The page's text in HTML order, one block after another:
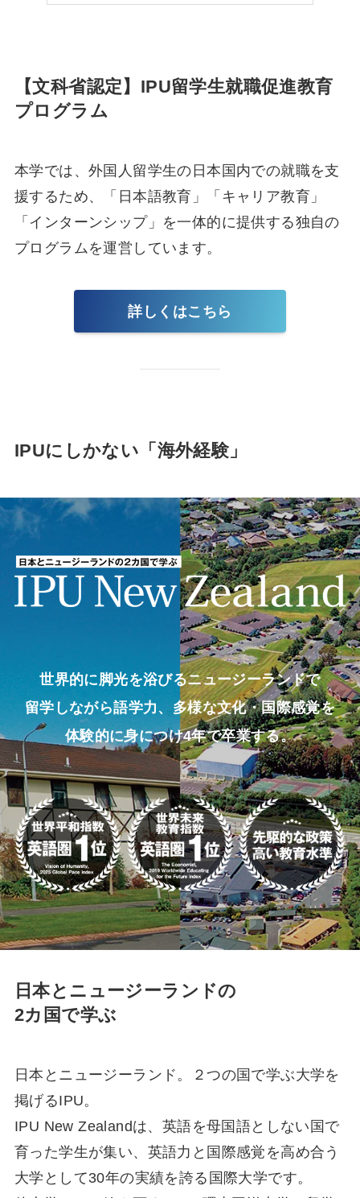
【文科省認定】IPU留学生就職促進教育
プログラム
本学では、外国人留学生の日本国内での就職を支
援するため、「日本語教育」「キャリア教育」
「インターンシップ」を一体的に提供する独自の
プログラムを運営しています。
詳しくはこちら
IPUにしかない「海外経験」
世界的に脚光を浴びるニュージーランドで
留学しながら語学力、多様な文化・国際感覚を
体験的に身につけ4年で卒業する。
日本とニュージーランドの
2カ国で学ぶ
日本とニュージーランド。２つの国で学ぶ大学を
掲げるIPU。
IPU New Zealandは、英語を母国語としない国で
育った学生が集い、英語力と国際感覚を高め合う
大学として30年の実績を誇る国際大学です。